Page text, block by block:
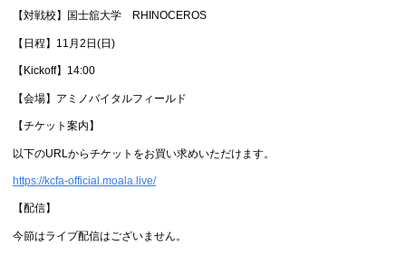
【対戦校】国士舘大学 RHINOCEROS
【日程】11月2日(日)
【Kickoff】14:00
【会場】アミノバイタルフィールド
【チケット案内】
以下のURLからチケットをお買い求めいただけます。
https://kcfa-official.moala.live/
【配信】
今節はライブ配信はございません。